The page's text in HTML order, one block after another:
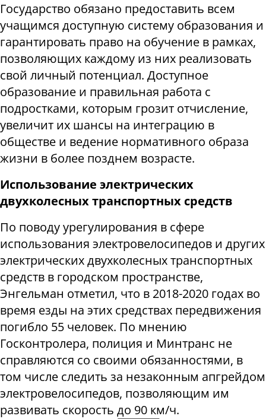
Государство обязано предоставить всем
учащимся доступную систему образования и
гарантировать право на обучение в рамках,
позволяющих каждому из них реализовать
свой личный потенциал. Доступное
образование и правильная работа с
подростками, которым грозит отчисление,
увеличит их шансы на интеграцию в
обществе и ведение нормативного образа
жизни в более позднем возрасте.
Использование электрических
двухколесных транспортных средств
По поводу урегулирования в сфере
использования электровелосипедов и других
электрических двухколесных транспортных
средств в городском пространстве,
Энгельман отметил, что в 2018-2020 годах во
время езды на этих средствах передвижения
погибло 55 человек. По мнению
Госконтролера, полиция и Минтранс не
справляются со своими обязанностями, в
том числе следить за незаконным апгрейдом
электровелосипедов, позволяющим им
развивать скорость до 90 км/ч.